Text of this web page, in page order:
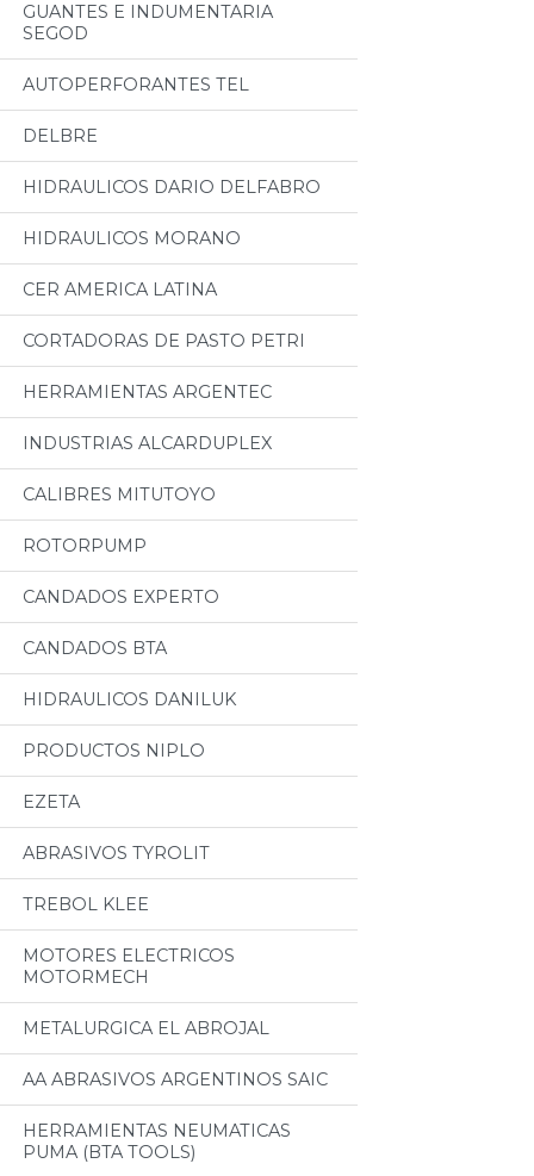
GUANTES E INDUMENTARIA
SEGOD
AUTOPERFORANTES TEL
DELBRE
HIDRAULICOS DARIO DELFABRO
HIDRAULICOS MORANO
CER AMERICA LATINA
CORTADORAS DE PASTO PETRI
HERRAMIENTAS ARGENTEC
INDUSTRIAS ALCARDUPLEX
CALIBRES MITUTOYO
ROTORPUMP
CANDADOS EXPERTO
CANDADOS BTA
HIDRAULICOS DANILUK
PRODUCTOS NIPLO
EZETA
ABRASIVOS TYROLIT
TREBOL KLEE
MOTORES ELECTRICOS
MOTORMECH
METALURGICA EL ABROJAL
AA ABRASIVOS ARGENTINOS SAIC
HERRAMIENTAS NEUMATICAS
PUMA (BTA TOOLS)